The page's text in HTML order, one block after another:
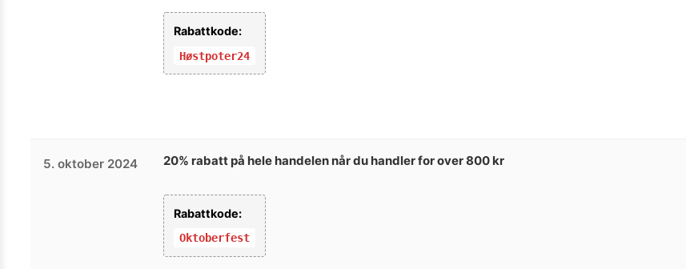
Rabattkode:
Høstpoter24
5. oktober 2024 20% rabatt på hele handelen når du handler for over 800 kr
Rabattkode:
Oktoberfest